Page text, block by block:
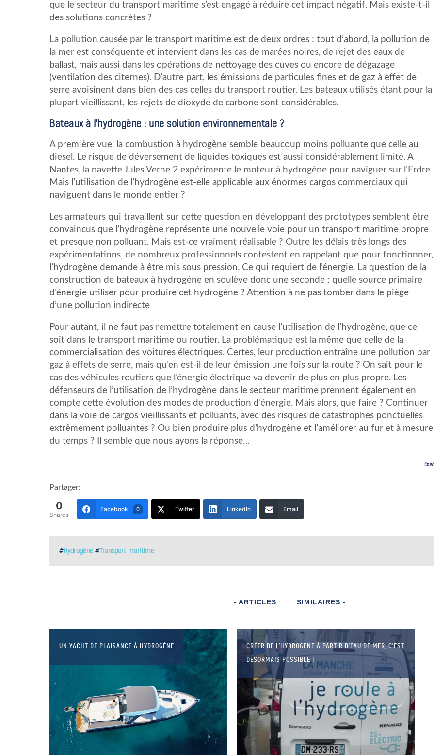
que le secteur du transport maritime s’est engagé à réduire cet impact négatif. Mais existe-t-il
des solutions concrètes ?
La pollution causée par le transport maritime est de deux ordres : tout d’abord, la pollution de
la mer est conséquente et intervient dans les cas de marées noires, de rejet des eaux de
ballast, mais aussi dans les opérations de nettoyage des cuves ou encore de dégazage
(ventilation des citernes). D’autre part, les émissions de particules fines et de gaz à effet de
serre avoisinent dans bien des cas celles du transport routier. Les bateaux utilisés étant pour la
plupart vieillissant, les rejets de dioxyde de carbone sont considérables.
Bateaux à l’hydrogène : une solution environnementale ?
A première vue, la combustion à hydrogène semble beaucoup moins polluante que celle au
diesel. Le risque de déversement de liquides toxiques est aussi considérablement limité. A
Nantes, la navette Jules Verne 2 expérimente le moteur à hydrogène pour naviguer sur l’Erdre.
Mais l’utilisation de l’hydrogène est-elle applicable aux énormes cargos commerciaux qui
naviguent dans le monde entier ?
Les armateurs qui travaillent sur cette question en développant des prototypes semblent être
convaincus que l’hydrogène représente une nouvelle voie pour un transport maritime propre
et presque non polluant. Mais est-ce vraiment réalisable ? Outre les délais très longs des
expérimentations, de nombreux professionnels contestent en rappelant que pour fonctionner,
l’hydrogène demande à être mis sous pression. Ce qui requiert de l’énergie. La question de la
construction de bateaux à hydrogène en soulève donc une seconde : quelle source primaire
d’énergie utiliser pour produire cet hydrogène ? Attention à ne pas tomber dans le piège
d’une pollution indirecte
Pour autant, il ne faut pas remettre totalement en cause l’utilisation de l’hydrogène, que ce
soit dans le transport maritime ou routier. La problématique est la même que celle de la
commercialisation des voitures électriques. Certes, leur production entraîne une pollution par
gaz à effets de serre, mais qu’en est-il de leur émission une fois sur la route ? On sait pour le
cas des véhicules routiers que l’énergie électrique va devenir de plus en plus propre. Les
défenseurs de l’utilisation de l’hydrogène dans le secteur maritime prennent également en
compte cette évolution des modes de production d’énergie. Mais alors, que faire ? Continuer
dans la voie de cargos vieillissants et polluants, avec des risques de catastrophes ponctuelles
extrêmement polluantes ? Ou bien produire plus d’hydrogène et l’améliorer au fur et à mesure
du temps ? Il semble que nous ayons la réponse…
Ed.W
Partager:
0
Shares
Facebook 0 Twitter LinkedIn Email
#Hydrogène #Transport maritime
- ARTICLES SIMILAIRES -
UN YACHT DE PLAISANCE À HYDROGÈNE
CRÉER DE L’HYDROGÈNE À PARTIR D’EAU DE MER, C’EST
DÉSORMAIS POSSIBLE !